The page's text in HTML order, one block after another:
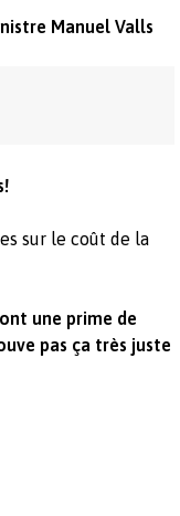
Manuel Valls
sur le coût de la
une prime de
pas ça très juste